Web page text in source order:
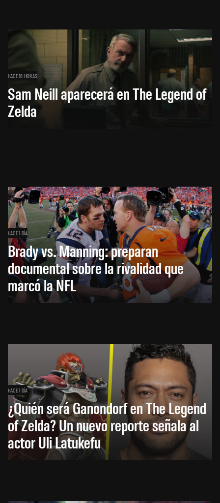
HACE 18 HORAS
Sam Neill aparecerá en The Legend of
Zelda
HACE 1 DÍA
Brady vs. Manning: preparan
documental sobre la rivalidad que
marcó la NFL
HACE 1 DÍA
¿Quién será Ganondorf en The Legend
of Zelda? Un nuevo reporte señala al
actor Uli Latukefu